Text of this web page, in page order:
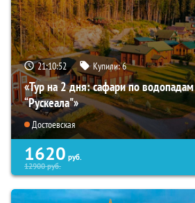
21:10:51 Купили:6
«Тур на 2 дня: сафари по
“Рускеала"»
Достоевская
1620 руб.
12900руб.